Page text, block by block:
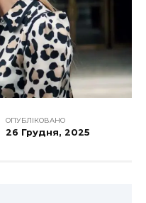
ОПУБЛІКОВАНО
26 Грудня, 2025